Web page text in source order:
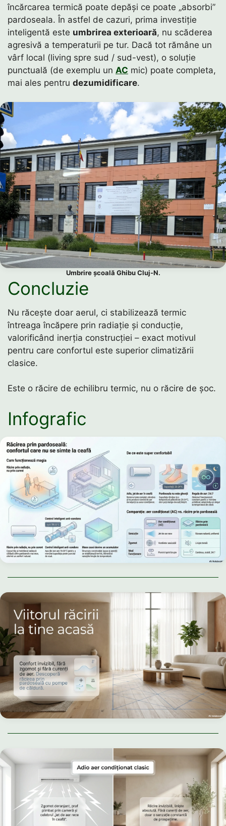
încărcarea termică poate depăși ce poate „absorbi”
pardoseala. În astfel de cazuri, prima investiție
inteligentă este umbrirea exterioară, nu scăderea
agresivă a temperaturii pe tur. Dacă tot rămâne un
vârf local (living spre sud / sud-vest), o soluție
punctuală (de exemplu un AC mic) poate completa,
mai ales pentru dezumidificare.
Umbrire școală Ghibu Cluj-N.
Concluzie
Nu răcește doar aerul, ci stabilizează termic
întreaga încăpere prin radiație și conducție,
valorificând inerția construcției – exact motivul
pentru care confortul este superior climatizării
clasice.
Este o răcire de echilibru termic, nu o răcire de șoc.
Infografic